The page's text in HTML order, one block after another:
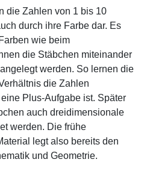
die Zahlen von 1 bis 10
durch ihre Farbe dar. Es
wie beim
die Stäbchen miteinander
werden. So lernen die
die Zahlen
Plus-Aufgabe ist. Später
auch dreidimensionale
werden. Die frühe
legt also bereits den
und Geometrie.